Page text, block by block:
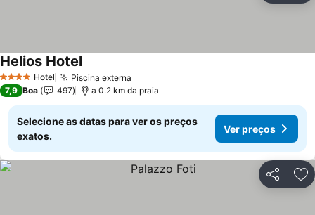
4 EstrelasHotel Piscina externa
Helios Hotel
7,9 Boa 497 a 0.2 km da praia
Selecione as datas para ver os preços
exatos.
Ver preços
Partilhar